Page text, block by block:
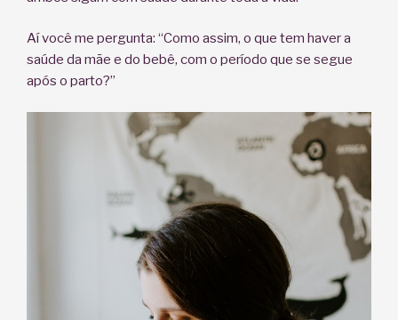
Aí você me pergunta: “Como assim, o que tem haver a
saúde da mãe e do bebê, com o período que se segue
após o parto?”